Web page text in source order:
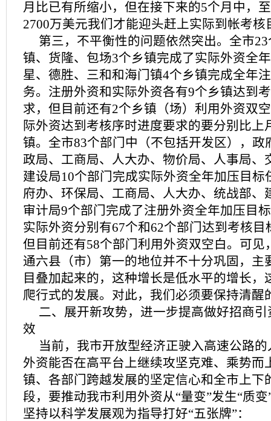
月比已有所缩小，但在接下来的5个月中，
2700万美元我们才能迎头赶上实际到帐考核
第三，不平衡性的问题依然突出。全市
镇、货隆、包场3个乡镇完成了实际外资全
星、德胜、三和和海门镇4个乡镇完成全年
务。注册外资和实际外资各有9个乡镇达到
求，但目前还有2个乡镇（场）利用外资双
际外资达到考核序时进度要求的要分别比上
镇。全市83个部门中（不包括开发区），政
政局、工商局、人大办、物价局、人事局、
建设局10个部门完成实际外资全年加压目标
府办、环保局、工商局、人大办、统战部、
审计局9个部门完成了注册外资全年加压目
实际外资分别有67个和62个部门达到考核目
但目前还有58个部门利用外资双空白。可见
通六县（市）第一的地位并不十分巩固，主
目叠加起来的，这种增长是低水平的增长，
爬行式的发展。对此，我们必须要保持清醒
二、展开新攻势，进一步提高做好招商
效
当前，我市开放型经济正驶入高速公路
外资能否在高平台上继续攻坚克难、乘势而
镇、各部门跨越发展的坚定信心和全市上下
段，要推动我市利用外资从“量变”发生“质
坚持以科学发展观为指导打好“五张牌”：